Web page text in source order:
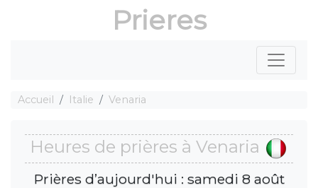
Prieres
Accueil Italie Venaria
Heures de prières à Venaria
Prières d’aujourd'hui : samedi 8 août